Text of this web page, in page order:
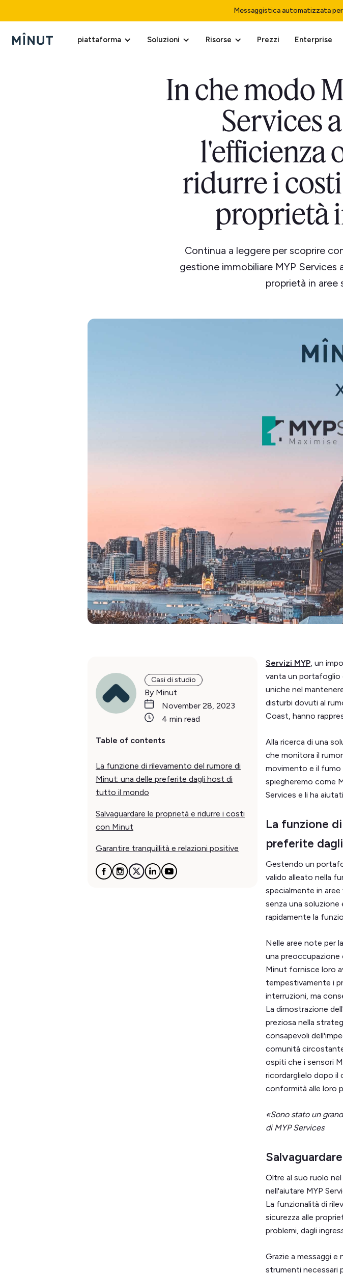
Messaggistica automatizzata
piattaforma Soluzioni Risorse Prezzi Enterprise
In che modo
Services
l'efficienza
ridurre i
proprietà
Continua a leggere per scoprire
gestione immobiliare MYP
proprietà in
Casi di studio
By Minut
November 28, 2023
4 min read
Table of contents
La funzione di rilevamento del rumore di
Minut: una delle preferite dagli host di
tutto il mondo
Salvaguardare le proprietà e ridurre i costi
con Minut
Garantire tranquillità e relazioni positive
Servizi MYP, un
vanta un
uniche nel
disturbi dovuti al
Coast, hanno
Alla ricerca di una
che monitora il
movimento e il fumo
spiegheremo come
Services e li ha
La funzione
preferite
Gestendo un
valido alleato nella
specialmente in
senza una
rapidamente la
Nelle aree note per
una preoccupazione
Minut fornisce loro
tempestivamente i
interruzioni, ma
La dimostrazione
preziosa nella
consapevoli
comunità
ospiti che i sensori
ricordarglielo dopo il
conformità alle loro
«Sono stato un
di MYP Services
Oltre al suo ruolo
nell'aiutare MYP
La funzionalità di
sicurezza alle
problemi, dagli
Grazie a messaggi
strumenti necessari